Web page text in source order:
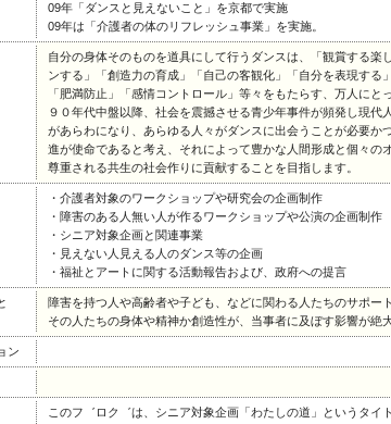
09年「ダンスと見えないこと」を京都で実施
09年は「介護者の体のリフレッシュ事業」を実施。
自分の身体そのものを道具にして行うダンスは、「観賞する楽
ンする」「創造力の育成」「自己の客観化」「自分を表現する
「肥満防止」「感情コントロール」等々をもたらす、万人にと
９０年代中盤以降、社会を震撼させる青少年事件が頻発し現代
があらわになり、あらゆる人々がダンスに出会うことが必要か
進が使命であると考え、それによって豊かな人間形成と個々の
尊重される共生の社会作りに貢献することを目指します。
・介護者対象のワークショップや研究会の企画制作
・障害のある人無い人が作るワークショップや公演の企画制作
・シニア対象企画と関連事業
・見えない人見える人のダンス等の企画
・福祉とアートに関する活動報告および、政府への提言
障害を持つ人や高齢者や子ども、などに関わる人たちのサポート
その人たちの身体や精神か創造性が、当事者に及ぼす影響が絶
ン
このフ゛ロク゛は、シニア対象企画「わたしの道」というタイ